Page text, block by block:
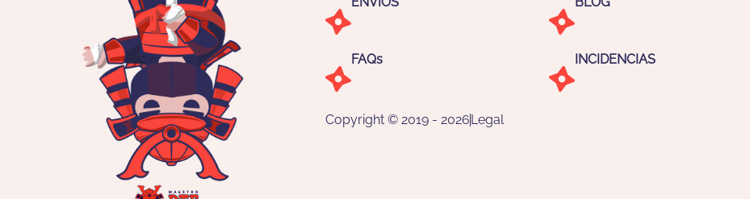
FAQs INCIDENCIAS
Copyright © 2019 - 2026Legal